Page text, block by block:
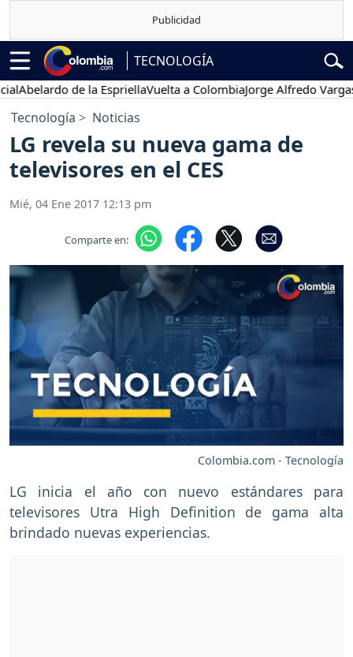
TECNOLOGÍA
de la EspriellaVuelta a ColombiaJorge Alfredo Vargas
Tecnología Noticias
LG revela su nueva gama de
televisores en el CES
Mié, 04 Ene 2017 12:13 pm
Comparte en:
Colombia.com - Tecnología
LG inicia el año con nuevo estándares para
televisores Utra High Definition de gama alta
brindado nuevas experiencias.